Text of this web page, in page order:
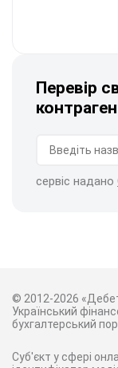
Перевір
сервіс надано
© 2012-2026
Український
бухгалтерський
Суб'єкт у сфері